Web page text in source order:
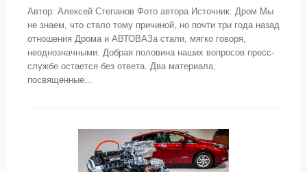
Автор: Алексей Степанов Фото автора Источник: Дром Мы
не знаем, что стало тому причиной, но почти три года назад
отношения Дрома и АВТОВАЗа стали, мягко говоря,
неоднозначными. Добрая половина наших вопросов пресс-
службе остается без ответа. Два материала,
посвященные...